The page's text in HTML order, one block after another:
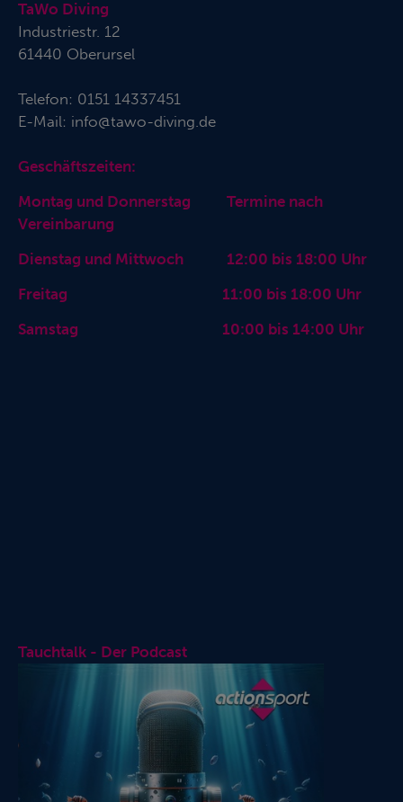
TaWo Diving
Industriestr. 12
61440 Oberursel
Telefon: 0151 14337451
E-Mail: info@tawo-diving.de
Geschäftszeiten:
Montag und Donnerstag Termine nach
Vereinbarung
Dienstag und Mittwoch 12:00 bis 18:00 Uhr
Freitag 11:00 bis 18:00 Uhr
Samstag 10:00 bis 14:00 Uhr
Tauchtalk - Der Podcast